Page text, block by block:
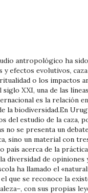
antropológico ha
efectos evolutivos,
o los impactos
XXI, una de las
es la relación
la biodiversidad.En
del estudio de la caza,
no se presenta un
sino un material con
país acerca de la
diversidad de opiniones
ha llamado el
que se reconoce la
con sus propias